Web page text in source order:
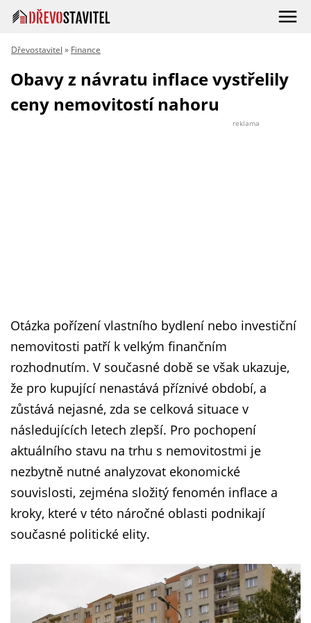
Dřevostavitel » Finance
Obavy z návratu inflace vystřelily
ceny nemovitostí nahoru
reklama
Otázka pořízení vlastního bydlení nebo investiční
nemovitosti patří k velkým finančním
rozhodnutím. V současné době se však ukazuje,
že pro kupující nenastává příznivé období, a
zůstává nejasné, zda se celková situace v
následujících letech zlepší. Pro pochopení
aktuálního stavu na trhu s nemovitostmi je
nezbytně nutné analyzovat ekonomické
souvislosti, zejména složitý fenomén inflace a
kroky, které v této náročné oblasti podnikají
současné politické elity.